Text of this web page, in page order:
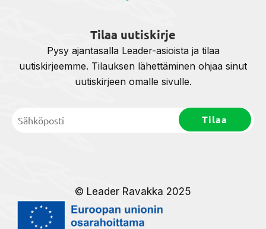
Tilaa uutiskirje
Pysy ajantasalla Leader-asioista ja tilaa
uutiskirjeemme. Tilauksen lähettäminen ohjaa sinut
uutiskirjeen omalle sivulle.
© Leader Ravakka 2025